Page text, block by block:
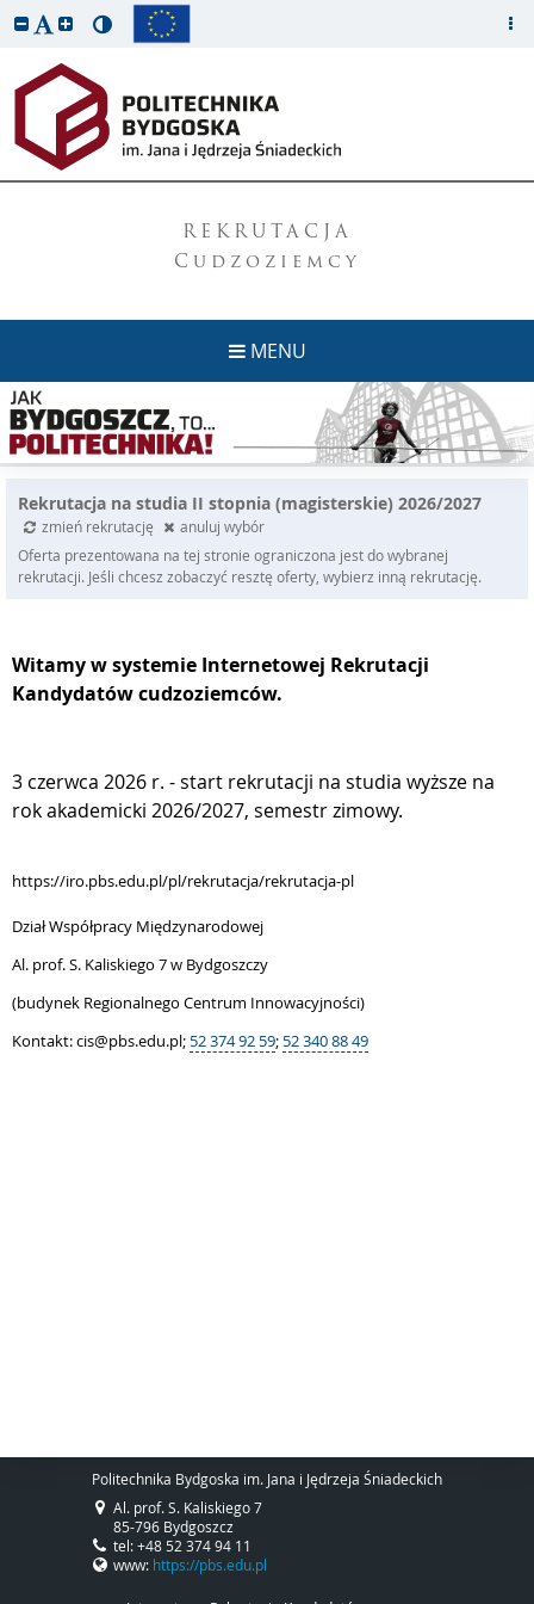
REKRUTACJA
Cudzoziemcy
MENU
Rekrutacja na studia II stopnia (magisterskie) 2026/2027
zmień rekrutację
anuluj wybór
Oferta prezentowana na tej stronie ograniczona jest do wybranej
rekrutacji. Jeśli chcesz zobaczyć resztę oferty, wybierz inną rekrutację.
Witamy w systemie Internetowej Rekrutacji
Kandydatów cudzoziemców.
3 czerwca 2026 r. - start rekrutacji na studia wyższe na
rok akademicki 2026/2027, semestr zimowy.
https://iro.pbs.edu.pl/pl/rekrutacja/rekrutacja-pl
Dział Współpracy Międzynarodowej
Al. prof. S. Kaliskiego 7 w Bydgoszczy
(budynek Regionalnego Centrum Innowacyjności)
Kontakt: cis@pbs.edu.pl; 52 374 92 59; 52 340 88 49
Politechnika Bydgoska im. Jana i Jędrzeja Śniadeckich
Al. prof. S. Kaliskiego 7
85-796 Bydgoszcz
tel: +48 52 374 94 11
www: https://pbs.edu.pl